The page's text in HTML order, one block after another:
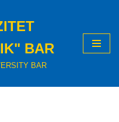
BAR
BAR